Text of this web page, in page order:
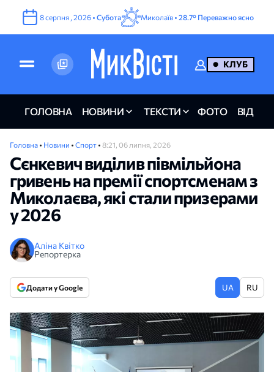
8серпня , 2026 • Субота Миколаїв • 28.7° Переважно ясно
КЛУБ
ГОЛОВНА НОВИНИ ТЕКСТИ ФОТО ВІДЕО
Головна • Новини • Спорт • 8:21, 06 липня, 2026
Сєнкевич виділив півмільйона
гривень на премії спортсменам з
Миколаєва, які стали призерами
у 2026
Аліна Квітко
Репортерка
Додати у Google UA RU